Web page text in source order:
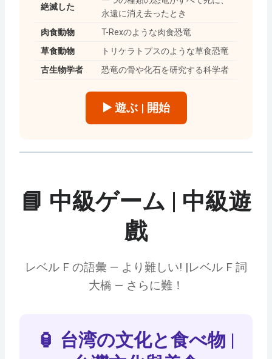
絶滅した
永遠に消え去ったとき
肉食動物
T-Rexのような肉食恐竜
草食動物
トリケラトプスのような草食恐竜
古生物学者
恐竜の骨や化石を研究する科学者
▶️ 遊ぶ | 開始
📘 中級ゲーム | 中級遊
戲
レベル F の語彙 — より難しい! |レベル F 詞
大橋 — さらに難！
🏮 台湾の文化と食べ物 |